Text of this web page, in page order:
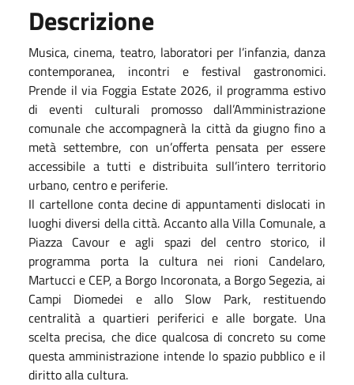
Descrizione
Musica, cinema, teatro, laboratori per l’infanzia, danza
contemporanea, incontri e festival gastronomici.
Prende il via Foggia Estate 2026, il programma estivo
di eventi culturali promosso dall’Amministrazione
comunale che accompagnerà la città da giugno fino a
metà settembre, con un’offerta pensata per essere
accessibile a tutti e distribuita sull’intero territorio
urbano, centro e periferie.
Il cartellone conta decine di appuntamenti dislocati in
luoghi diversi della città. Accanto alla Villa Comunale, a
Piazza Cavour e agli spazi del centro storico, il
programma porta la cultura nei rioni Candelaro,
Martucci e CEP, a Borgo Incoronata, a Borgo Segezia, ai
Campi Diomedei e allo Slow Park, restituendo
centralità a quartieri periferici e alle borgate. Una
scelta precisa, che dice qualcosa di concreto su come
questa amministrazione intende lo spazio pubblico e il
diritto alla cultura.